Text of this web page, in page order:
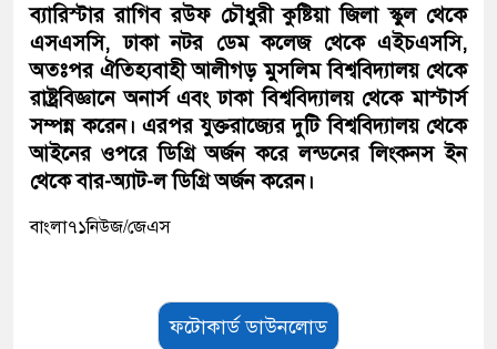
ব্যারিস্টার রাগিব রউফ চৌধুরী কুষ্টিয়া জিলা স্কুল থেকে
এসএসসি, ঢাকা নটর ডেম কলেজ থেকে এইচএসসি,
অতঃপর ঐতিহ্যবাহী আলীগড় মুসলিম বিশ্ববিদ্যালয় থেকে
রাষ্ট্রবিজ্ঞানে অনার্স এবং ঢাকা বিশ্ববিদ্যালয় থেকে মাস্টার্স
সম্পন্ন করেন। এরপর যুক্তরাজ্যের দুটি বিশ্ববিদ্যালয় থেকে
আইনের ওপরে ডিগ্রি অর্জন করে লন্ডনের লিংকনস ইন
থেকে বার-অ্যাট-ল ডিগ্রি অর্জন করেন।
বাংলা৭১নিউজ/জেএস
ফটোকার্ড ডাউনলোড